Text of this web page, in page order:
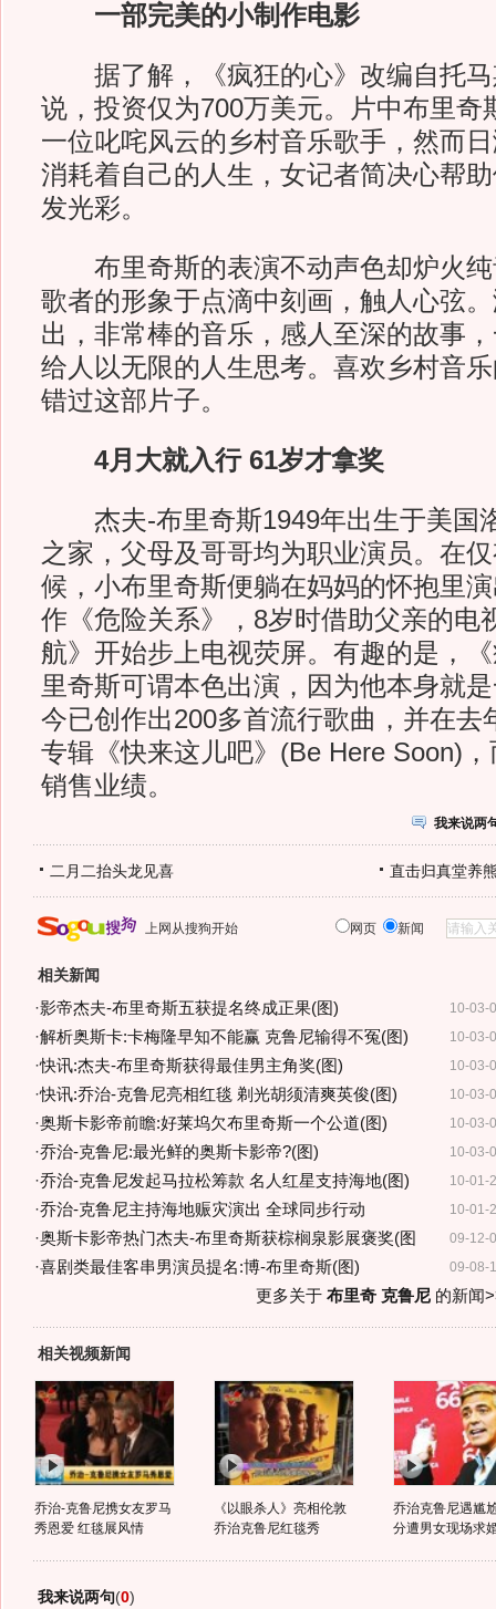
一部完美的小制作电影
据了解，《疯狂的心》改编自托马
说，投资仅为700万美元。片中布里奇
一位叱咤风云的乡村音乐歌手，然而
消耗着自己的人生，女记者简决心帮
发光彩。
布里奇斯的表演不动声色却炉火纯
歌者的形象于点滴中刻画，触人心弦
出，非常棒的音乐，感人至深的故事
给人以无限的人生思考。喜欢乡村音
错过这部片子。
4月大就入行 61岁才拿奖
杰夫-布里奇斯1949年出生于美国
之家，父母及哥哥均为职业演员。在
候，小布里奇斯便躺在妈妈的怀抱里
作《危险关系》，8岁时借助父亲的电
航》开始步上电视荧屏。有趣的是，
里奇斯可谓本色出演，因为他本身就
今已创作出200多首流行歌曲，并在去
专辑《快来这儿吧》(Be Here Soon)
销售业绩。
我来说两
二月二抬头龙见喜 直击归真堂养
上网从搜狗开始 网页 新闻
相关新闻
10-03-
·影帝杰夫-布里奇斯五获提名终成正果(图)
10-03-
·解析奥斯卡:卡梅隆早知不能赢 克鲁尼输得不冤(图)
10-03-
·快讯:杰夫-布里奇斯获得最佳男主角奖(图)
10-03-
·快讯:乔治-克鲁尼亮相红毯 剃光胡须清爽英俊(图)
10-03-
·奥斯卡影帝前瞻:好莱坞欠布里奇斯一个公道(图)
10-03-
·乔治-克鲁尼:最光鲜的奥斯卡影帝?(图)
10-01-
·乔治-克鲁尼发起马拉松筹款 名人红星支持海地(图)
10-01-
·乔治-克鲁尼主持海地赈灾演出 全球同步行动
09-12-
·奥斯卡影帝热门杰夫-布里奇斯获棕榈泉影展褒奖(图
09-08-
·喜剧类最佳客串男演员提名:博-布里奇斯(图)
更多关于 布里奇 克鲁尼的新闻
相关视频新闻
乔治-克鲁尼携女友罗马
秀恩爱 红毯展风情
《以眼杀人》亮相伦敦
乔治克鲁尼红毯秀
乔治克鲁尼遇尴
分遭男女现场求
我来说两句(0)